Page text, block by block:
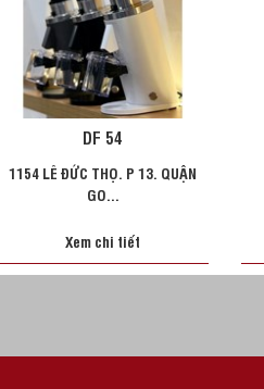
DF 54
1154 LÊ ĐỨC THỌ. P 13. QUẬN
GO...
Xem chi tiết